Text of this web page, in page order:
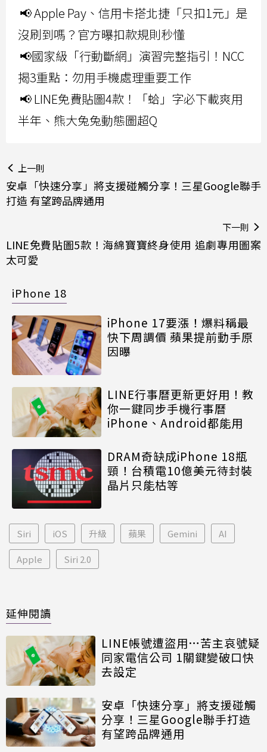
📢 Apple Pay、信用卡搭北捷「只扣1元」是
沒刷到嗎？官方曝扣款規則秒懂
📢國家級「行動斷網」演習完整指引！NCC
揭3重點：勿用手機處理重要工作
📢 LINE免費貼圖4款！「蛤」字必下載爽用
半年、熊大兔兔動態圖超Q
上一則
安卓「快速分享」將支援碰觸分享！三星Google聯手
打造 有望跨品牌通用
下一則
LINE免費貼圖5款！海綿寶寶終身使用 追劇專用圖案
太可愛
iPhone 18
iPhone 17要漲！爆料稱最
快下周調價 蘋果提前動手原
因曝
LINE行事曆更新更好用！教
你一鍵同步手機行事曆
iPhone、Android都能用
DRAM奇缺成iPhone 18瓶
頸！台積電10億美元待封裝
晶片只能枯等
Siri iOS 升級 蘋果 Gemini AI
Apple Siri 2.0
延伸閱讀
LINE帳號遭盜用…苦主哀號疑
同家電信公司 1關鍵變破口快
去設定
安卓「快速分享」將支援碰觸
分享！三星Google聯手打造
有望跨品牌通用